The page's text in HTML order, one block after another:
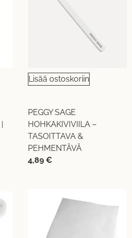
Lisää ostoskoriin
PEGGY SAGE
HOHKAKIVIVIILA –
TASOITTAVA &
PEHMENTÄVÄ
4,89 €